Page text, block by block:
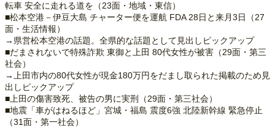
転車 安全に走れる道を（23面・地域・東信）
■松本空港－伊豆大島 チャーター便を運航 FDA 28日と来月3日（27
面・生活情報）
→県営松本空港の話題。全県的な話題として見出しピックアップ
■だまされないで特殊詐欺 東御と上田 80代女性が被害（29面・第三
社会）
→上田市内の80代女性が現金180万円をだまし取られた掲載のため見
出しピックアップ
■上田の傷害致死、被告の男に実刑（29面・第三社会）
■地震「車がはねるほど」宮城・福島 震度6強 北陸新幹線 緊急停止
（31面・第一社会）